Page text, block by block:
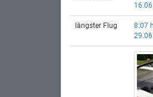
längster Flug
8:07 h